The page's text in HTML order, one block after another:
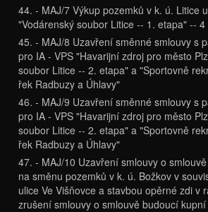
44. - MAJ/7 Výkup pozemků v k. ú. Litice
"Vodárenský soubor Litice -- 1. etapa" --
45. - MAJ/8 Uzavření směnné smlouvy s
pro IA - VPS "Havarijní zdroj pro město
soubor Litice -- 2. etapa" a "Sportovně
řek Radbuzy a Úhlavy"
46. - MAJ/9 Uzavření směnné smlouvy s
pro IA - VPS "Havarijní zdroj pro město
soubor Litice -- 2. etapa" a "Sportovně
řek Radbuzy a Úhlavy"
47. - MAJ/10 Uzavření smlouvy o
na směnu pozemků v k. ú. Božkov v
ulice Ve Višňovce a stavbou opěrné zdi v
zrušení smlouvy o smlouvě budoucí